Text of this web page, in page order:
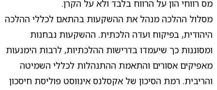
מס רווחי הון על הרווח בלבד ולא על הקרן.
מסלול ההלכה מנהל את ההשקעות בהתאם לכללי ההלכה
היהודית, בפיקוח ועדה הלכתית. ההשקעות נבחנות
ומסוננות כך שיעמדו בדרישות ההלכתיות, לרבות הימנעות
מאפיקים אסורים והתאמת ההתנהלות לכללי השמיטה
והריבית. רמת הסיכון של אקסלנס אינווסט פוליסת חיסכון